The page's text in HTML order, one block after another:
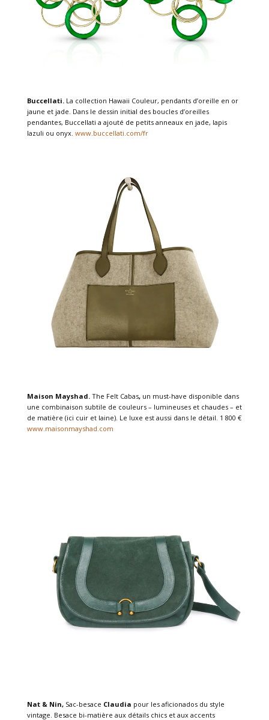
Buccellati.La collection Hawaii Couleur, pendants d’oreille en or
jaune et jade. Dans le dessin initial des boucles d’oreilles
pendantes, Buccellati a ajouté de petits anneaux en jade, lapis
lazuli ou onyx. www.buccellati.com/fr
Maison Mayshad. The Felt Cabas, un must-have disponible dans
une combinaison subtile de couleurs – lumineuses et chaudes – et
de matière (ici cuir et laine). Le luxe est aussi dans le détail. 1 800 €
www.maisonmayshad.com
Nat & Nin,Sac-besace Claudia pour les aficionados du style
vintage. Besace bi-matière aux détails chics et aux accents